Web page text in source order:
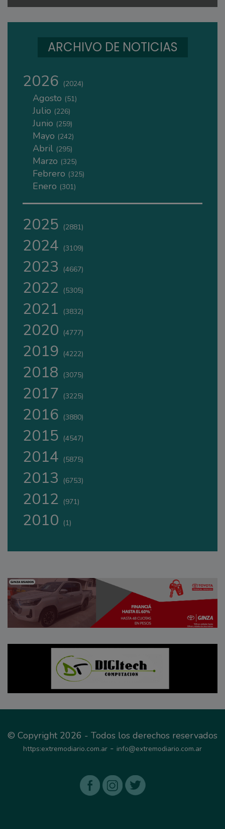
ARCHIVO DE NOTICIAS
2026 (2024)
Agosto (51)
Julio (226)
Junio (259)
Mayo (242)
Abril (295)
Marzo (325)
Febrero (325)
Enero (301)
2025 (2881)
2024 (3109)
2023 (4667)
2022 (5305)
2021 (3832)
2020 (4777)
2019 (4222)
2018 (3075)
2017 (3225)
2016 (3880)
2015 (4547)
2014 (5875)
2013 (6753)
2012 (971)
2010 (1)
© Copyright 2026 - Todos los derechos reservados
https:extremodiario.com.ar - info@extremodiario.com.ar